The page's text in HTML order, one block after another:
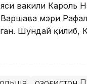
вакили
мэри
Шундай